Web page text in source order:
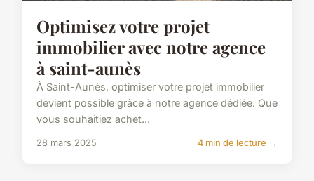
Optimisez votre projet
immobilier avec notre agence
à saint-aunès
À Saint-Aunès, optimiser votre projet immobilier
devient possible grâce à notre agence dédiée. Que
vous souhaitiez achet...
28 mars 2025 4 min de lecture →